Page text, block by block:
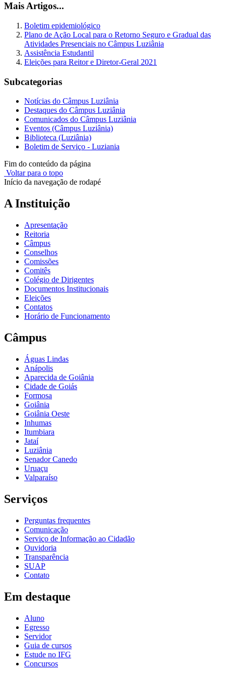
Mais Artigos...
Boletim epidemiológico
Plano de Ação Local para o Retorno Seguro e Gradual das
Atividades Presenciais no Câmpus Luziânia
Assistência Estudantil
Eleições para Reitor e Diretor-Geral 2021
Subcategorias
Notícias do Câmpus Luziânia
Destaques do Câmpus Luziânia
Comunicados do Câmpus Luziânia
Eventos (Câmpus Luziânia)
Biblioteca (Luziânia)
Boletim de Serviço - Luziania
Fim do conteúdo da página
Voltar para o topo
Início da navegação de rodapé
A Instituição
Apresentação
Reitoria
Câmpus
Conselhos
Comissões
Comitês
Colégio de Dirigentes
Documentos Institucionais
Eleições
Contatos
Horário de Funcionamento
Câmpus
Águas Lindas
Anápolis
Aparecida de Goiânia
Cidade de Goiás
Formosa
Goiânia
Goiânia Oeste
Inhumas
Itumbiara
Jataí
Luziânia
Senador Canedo
Uruaçu
Valparaíso
Serviços
Perguntas frequentes
Comunicação
Serviço de Informação ao Cidadão
Ouvidoria
Transparência
SUAP
Contato
Em destaque
Aluno
Egresso
Servidor
Guia de cursos
Estude no IFG
Concursos